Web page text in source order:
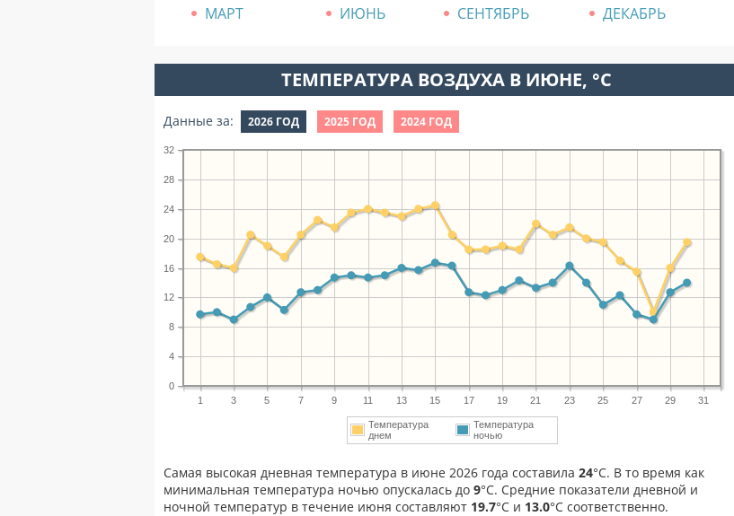
МАРТ
ИЮНЬ СЕНТЯБРЬ ДЕКАБРЬ
ТЕМПЕРАТУРА ВОЗДУХА В ИЮНЕ, °C
Данные за: 2026 ГОД 2025 ГОД 2024 ГОД
1 3 5 7 9 11 13 15 17 19 21 23 25 27 29 31
0
4
8
12
16
20
24
28
32
Температура
днем
Температура
ночью
Самая высокая дневная температура в июне 2026 года составила 24°С. В то время как
минимальная температура ночью опускалась до 9°C. Средние показатели дневной и
ночной температур в течение июня составляют 19.7°С и 13.0°С соответственно.